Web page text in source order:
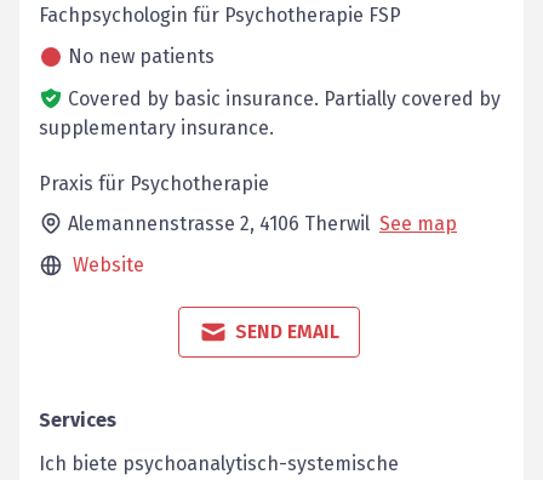
Fachpsychologin für Psychotherapie FSP
No new patients
Covered by basic insurance. Partially covered by
supplementary insurance.
Praxis für Psychotherapie
Alemannenstrasse 2, 4106 Therwil See map
Website
SEND EMAIL
Services
Ich biete psychoanalytisch-systemische